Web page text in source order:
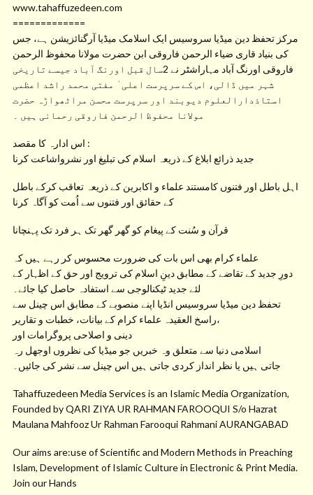
www.tahaffuzedeen.com
=============
مرکز تحفظ دین میڈیا سروسیس ایک اسلامک میڈیا آرگنائزیشن ہے، جس
کی بنیاد قاری ضیاء الرحمن فاروقی ابن حضرت مولانا محفوظ الرحمن
فاروقی اورنگ آباد مہاراشٹر نے 2سال قبل اورنگ آباد جیسے تاریخی
شہر میں ڈالی، اس کے سرپرست اعلی ٰ مفتی محمد راشد اعظمی
استاذدارالعلوم دیوبند اور سرپرست محسن مراٹھواڑہ حضرت
مولانا محفوظ الرحمن فاروقی رحمانی ہیں ۔
اس ادارہ کا مقصد :
جدید ذرائع ابلاغ کے ذریعہ اسلام کی تبلیغ اور نشرواشاعت کرنا
اہل باطل اور فتنوں کامستند علماء و اکابرین کے ذریعہ تعاقب کرکے باطل
کے حقائق اور فتنوں سے اُمت کو آگاہ کرنا
قرآن و سُنت کے پیغام کو گھر گھر تک ہر فرد تک پہنچانا
علماء کرام بھی اس بات کی ضرورت محسوس کر رہے ہیں کہ
دورِ جدید کے تقاضے کے مطابق دینِ اسلام کی ترویج اور حق کے اظہار کے
لئے جدید ٹیکنالوجی سے استفادہ حاصل کیا جائے۔
تحفظ دین میڈیا سروسیس انڈیا اپنے منصوبے کے مطابق اس چینل سے
راسخ العقیدہ علماء کرام کے بیانات، خطبات و تقاریر،
دینی و اصلاحی پروگرامات اور
اسلامی دنیا سے متعلق وہ خبریں جو میڈیا کی نظروں اوجھل رہ
جاتی ہیں یا نظر انداز کردی جاتی ہیں اس چینل سے نشر کی جائیں۔
Tahaffuzedeen Media Services is an Islamic Media Organization,
Founded by QARI ZIYA UR RAHMAN FAROOQUI S/o Hazrat
Maulana Mahfooz Ur Rahman Farooqui Rahmani AURANGABAD
Our aims are:use of Scientific and Modern Methods in Preaching
Islam, Development of Islamic Culture in Electronic & Print Media.
Join our Hands